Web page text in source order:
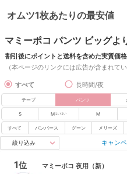
オムツ1枚あたりの最安値
マミーポコ パンツ ビッグよ
割引後にポイントと送料を含めた実質価
（本ページのリンクには広告が含まれてい
すべて 長時間/夜
テープ パンツ
S Mはいはい M
すべて パンパース グーン メリーズ
絞り込み キャン
1位 マミーポコ 夜用 （新）